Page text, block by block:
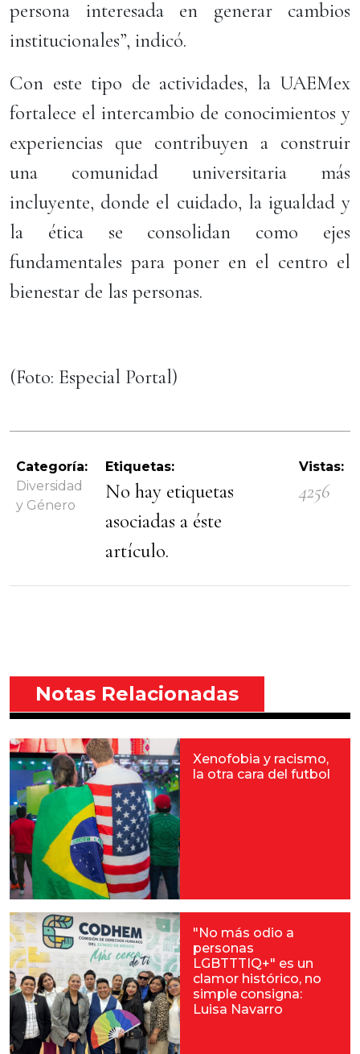
persona interesada en generar cambios
institucionales”, indicó.
Con este tipo de actividades, la UAEMex
fortalece el intercambio de conocimientos y
experiencias que contribuyen a construir
una comunidad universitaria más
incluyente, donde el cuidado, la igualdad y
la ética se consolidan como ejes
fundamentales para poner en el centro el
bienestar de las personas.
(Foto: Especial Portal)
Categoría:
Diversidad
y Género
Etiquetas:
No hay etiquetas
asociadas a éste
artículo.
Vistas:
4256
Notas Relacionadas
Xenofobia y racismo,
la otra cara del futbol
"No más odio a
personas
LGBTTTIQ+" es un
clamor histórico, no
simple consigna:
Luisa Navarro